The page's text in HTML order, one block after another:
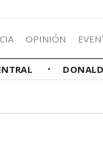
OPINIÓN